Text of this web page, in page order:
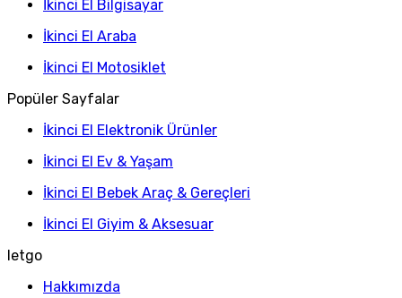
İkinci El Bilgisayar
İkinci El Araba
İkinci El Motosiklet
Popüler Sayfalar
İkinci El Elektronik Ürünler
İkinci El Ev & Yaşam
İkinci El Bebek Araç & Gereçleri
İkinci El Giyim & Aksesuar
letgo
Hakkımızda